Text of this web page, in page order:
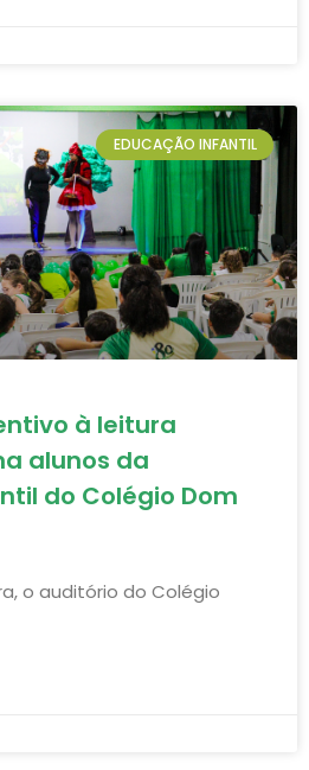
EDUCAÇÃO INFANTIL
à leitura
alunos da
do Colégio Dom
o auditório do Colégio